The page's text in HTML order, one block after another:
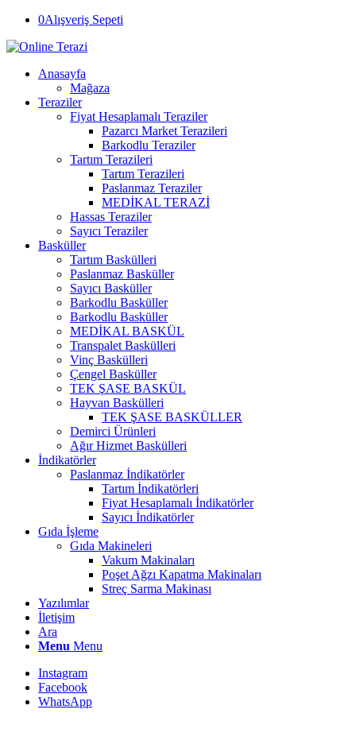
0Alışveriş Sepeti
Anasayfa
Mağaza
Teraziler
Fiyat Hesaplamalı Teraziler
Pazarcı Market Terazileri
Barkodlu Teraziler
Tartım Terazileri
Tartım Terazileri
Paslanmaz Teraziler
MEDİKAL TERAZİ
Hassas Teraziler
Sayıcı Teraziler
Basküller
Tartım Baskülleri
Paslanmaz Basküller
Sayıcı Basküller
Barkodlu Basküller
Barkodlu Basküller
MEDİKAL BASKÜL
Transpalet Baskülleri
Vinç Baskülleri
Çengel Basküller
TEK ŞASE BASKÜL
Hayvan Baskülleri
TEK ŞASE BASKÜLLER
Demirci Ürünleri
Ağır Hizmet Baskülleri
İndikatörler
Paslanmaz İndikatörler
Tartım İndikatörleri
Fiyat Hesaplamalı İndikatörler
Sayıcı İndikatörler
Gıda İşleme
Gıda Makineleri
Vakum Makinaları
Poşet Ağzı Kapatma Makinaları
Streç Sarma Makinası
Yazılımlar
İletişim
Ara
Menu Menu
Instagram
Facebook
WhatsApp